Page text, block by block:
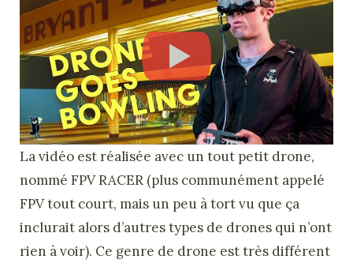
La vidéo est réalisée avec un tout petit drone,
nommé FPV RACER (plus communément appelé
FPV tout court, mais un peu à tort vu que ça
inclurait alors d’autres types de drones qui n’ont
rien à voir). Ce genre de drone est très différent